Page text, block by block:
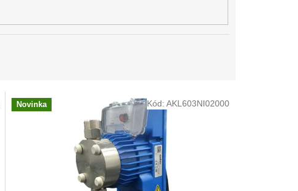
Novinka Kód: AKL603NI02000